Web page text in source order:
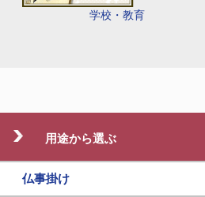
学校・教育
用途から選ぶ
仏事掛け